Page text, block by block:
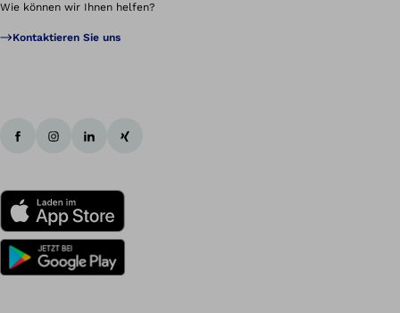
Wie können wir Ihnen helfen?
Kontaktieren Sie uns